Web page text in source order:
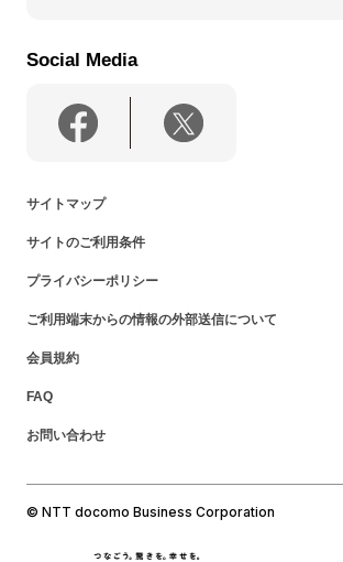
Social Media
サイトマップ
サイトのご利用条件
プライバシーポリシー
ご利用端末からの情報の外部送信について
会員規約
FAQ
お問い合わせ
© NTT docomo Business Corporation